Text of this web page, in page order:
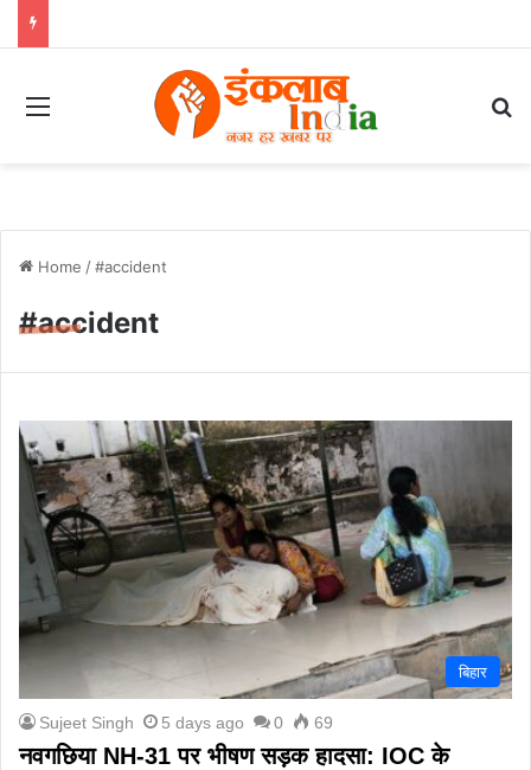
Menu
Home /#accident
#accident
बिहार
Sujeet Singh 5 days ago 0 69
नवगछिया NH-31 पर भीषण सड़क हादसा: IOC के